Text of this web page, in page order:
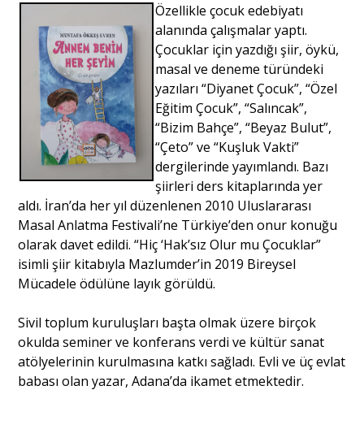
Özellikle çocuk edebiyatı
alanında çalışmalar yaptı.
Çocuklar için yazdığı şiir, öykü,
masal ve deneme türündeki
yazıları “Diyanet Çocuk”, “Özel
Eğitim Çocuk”, “Salıncak”,
“Bizim Bahçe”, “Beyaz Bulut”,
“Çeto” ve “Kuşluk Vakti”
dergilerinde yayımlandı. Bazı
şiirleri ders kitaplarında yer
aldı. İran’da her yıl düzenlenen 2010 Uluslararası
Masal Anlatma Festivali’ne Türkiye’den onur konuğu
olarak davet edildi. “Hiç ‘Hak’sız Olur mu Çocuklar”
isimli şiir kitabıyla Mazlumder’in 2019 Bireysel
Mücadele ödülüne layık görüldü.
Sivil toplum kuruluşları başta olmak üzere birçok
okulda seminer ve konferans verdi ve kültür sanat
atölyelerinin kurulmasına katkı sağladı. Evli ve üç evlat
babası olan yazar, Adana’da ikamet etmektedir.